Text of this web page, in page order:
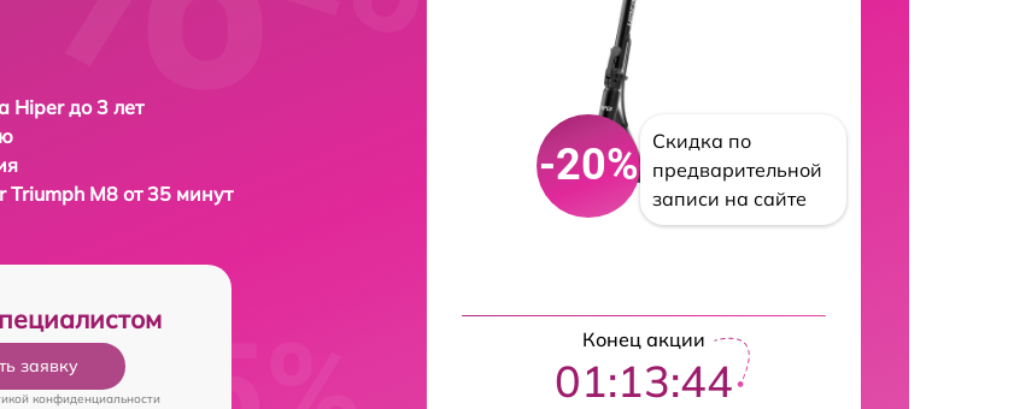
Hiper до 3 лет
Triumph M8 от 35 минут
заявку
конфиденциальности
-20%
Скидка по
предварительной
записи на сайте
Конец акции
01:13:42